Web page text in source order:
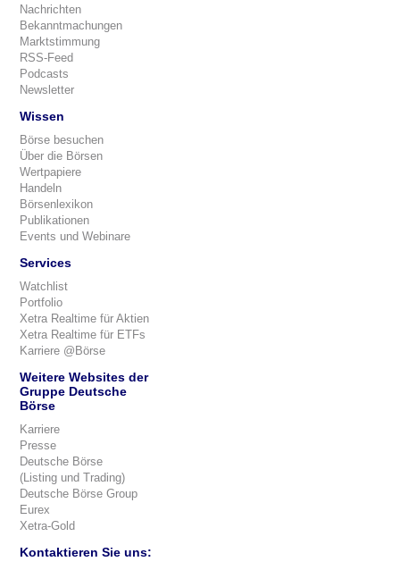
Nachrichten
Bekanntmachungen
Marktstimmung
RSS-Feed
Podcasts
Newsletter
Wissen
Börse besuchen
Über die Börsen
Wertpapiere
Handeln
Börsenlexikon
Publikationen
Events und Webinare
Services
Watchlist
Portfolio
Xetra Realtime für Aktien
Xetra Realtime für ETFs
Karriere @Börse
Weitere Websites der
Gruppe Deutsche
Börse
Karriere
Presse
Deutsche Börse
(Listing und Trading)
Deutsche Börse Group
Eurex
Xetra-Gold
Kontaktieren Sie uns: